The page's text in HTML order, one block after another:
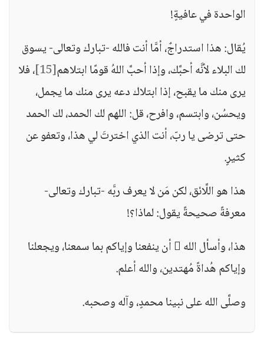
الواحدة في عافيةٍ!
يُقال: هذا استدراجٌ، أمَّا أنت فالله -تبارك وتعالى- يسوق
لك البلاء لأنَّه أحبَّك، وإذا أحبَّ اللهُ قومًا ابتلاهم[15]
، فلا
يرى منك ما يقبح، إذا ابتلاك دعه يرى منك ما يجمل،
ويحسُن، وابتسم، وافرح، قل: اللهم لك الحمد، لك الحمد
حتى ترضى يا ربّ، أنت الذي اخترتَ لي هذا، وتعفو عن
كثيرٍ.
هذا هو اللَّائق، لكن مَن لا يعرف ربَّه -تبارك وتعالى-
معرفةً صحيحةً يقول: لماذا؟!
هذا، وأسأل الله  أن ينفعنا وإياكم بما سمعنا، ويجعلنا
وإياكم هُداةً مُهتدين، والله أعلم.
وصلَّى الله على نبينا محمدٍ، وآله وصحبه.